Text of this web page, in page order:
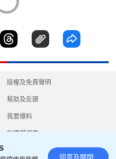
版權及免責聲明
幫助及反饋
我要爆料
無障礙網頁
同意及關閉